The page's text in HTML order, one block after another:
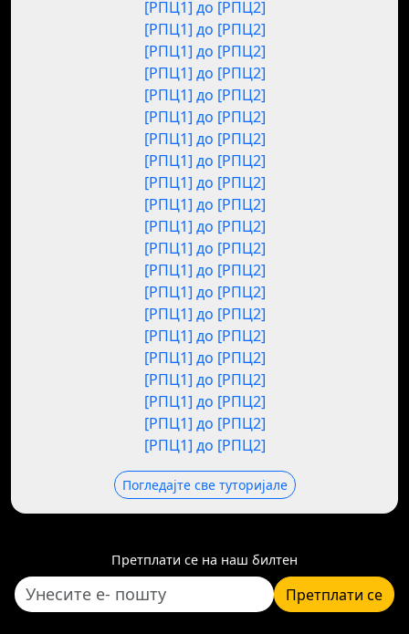
[РПЦ1] до [РПЦ2]
[РПЦ1] до [РПЦ2]
[РПЦ1] до [РПЦ2]
[РПЦ1] до [РПЦ2]
[РПЦ1] до [РПЦ2]
[РПЦ1] до [РПЦ2]
[РПЦ1] до [РПЦ2]
[РПЦ1] до [РПЦ2]
[РПЦ1] до [РПЦ2]
[РПЦ1] до [РПЦ2]
[РПЦ1] до [РПЦ2]
[РПЦ1] до [РПЦ2]
[РПЦ1] до [РПЦ2]
[РПЦ1] до [РПЦ2]
[РПЦ1] до [РПЦ2]
[РПЦ1] до [РПЦ2]
[РПЦ1] до [РПЦ2]
[РПЦ1] до [РПЦ2]
[РПЦ1] до [РПЦ2]
[РПЦ1] до [РПЦ2]
[РПЦ1] до [РПЦ2]
Погледајте све туторијале
Претплати се на наш билтен
Претплати се